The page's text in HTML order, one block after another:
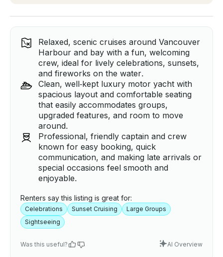
Relaxed, scenic cruises around Vancouver
Harbour and bay with a fun, welcoming
crew, ideal for lively celebrations, sunsets,
and fireworks on the water.
Clean, well‑kept luxury motor yacht with
spacious layout and comfortable seating
that easily accommodates groups,
upgraded features, and room to move
around.
Professional, friendly captain and crew
known for easy booking, quick
communication, and making late arrivals or
special occasions feel smooth and
enjoyable.
Renters say this listing is great for:
Celebrations Sunset Cruising
Large Groups
Sightseeing
Was this useful? AI Overview